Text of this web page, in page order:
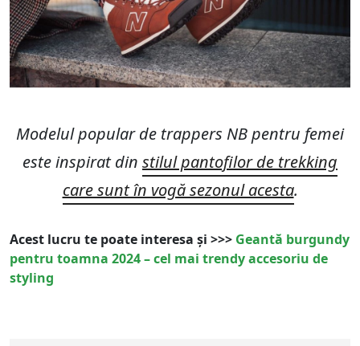
Modelul popular de trappers NB pentru femei
este inspirat din stilul pantofilor de trekking
care sunt în vogă sezonul acesta.
Acest lucru te poate interesa și >>> Geantă burgundy
pentru toamna 2024 – cel mai trendy accesoriu de
styling